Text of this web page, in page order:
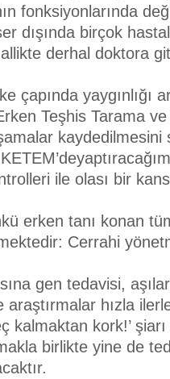
fonksiyonlarında
dışında birçok
derhal doktora
çapında yaygınlığı
Teşhis Tarama
kaydedilmesini
ile olası bir
erken tanı konan
Cerrahi
gen tedavisi,
araştırmalar hızla
kalmaktan kork!’
birlikte yine de